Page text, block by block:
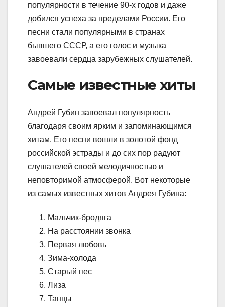
популярности в течение 90-х годов и даже
добился успеха за пределами России. Его
песни стали популярными в странах
бывшего СССР, а его голос и музыка
завоевали сердца зарубежных слушателей.
Самые известные хиты
Андрей Губин завоевал популярность
благодаря своим ярким и запоминающимся
хитам. Его песни вошли в золотой фонд
российской эстрады и до сих пор радуют
слушателей своей мелодичностью и
неповторимой атмосферой. Вот некоторые
из самых известных хитов Андрея Губина:
Мальчик-бродяга
На расстоянии звонка
Первая любовь
Зима-холода
Старый пес
Лиза
Танцы